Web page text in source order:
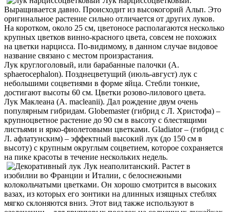
Выращивается давно. Происходит из высокогорий Альп. Это
оригинальное растение сильно отличается от других луков.
На коротком, около 25 см, цветоносе располагаются несколько
крупных цветков винно-красного цвета, совсем не похожих
на цветки нарцисса. По-видимому, в данном случае видовое
название связано с местом произрастания.
Лук круглоголовый, или барабанные палочки (A.
sphaerocephalon). Позднецветущий (июль-август) лук с
небольшими соцветиями в форме яйца. Стебли тонкие,
достигают высоты 60 см. Цветки розово-лилового цвета.
Лук Маклеана (A. macleanii). Дал рождение двум очень
популярным гибридам. Globemaster (гибрид с Л. Христофа) –
крупноцветное растение до 90 см в высоту с блестящими
листьями и ярко-фиолетовыми цветками. Gladiator – (гибрид с
Л. афлатунским) – эффектный высокий лук (до 150 см в
высоту) с крупным округлым cоцветием, которое сохраняется
на пике красоты в течение нескольких недель.
Лук неаполитанский. Растет в
изобилии во Франции и Италии, с белоснежными
колокольчатыми цветками. Он хорошо смотрится в высоких
вазах, из которых его зонтики на длинных изящных стеблях
мягко склоняются вниз. Этот вид также используют в